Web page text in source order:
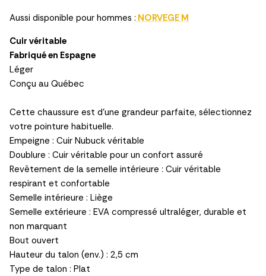
Aussi disponible pour hommes : NORVEGE M
Cuir véritable
Fabriqué en Espagne
Léger
Conçu au Québec
Cette chaussure est d'une grandeur parfaite, sélectionnez
votre pointure habituelle.
Empeigne : Cuir Nubuck véritable
Doublure : Cuir véritable pour un confort assuré
Revêtement de la semelle intérieure : Cuir véritable
respirant et confortable
Semelle intérieure : Liège
Semelle extérieure : EVA compressé ultraléger, durable et
non marquant
Bout ouvert
Hauteur du talon (env.) : 2,5 cm
Type de talon : Plat